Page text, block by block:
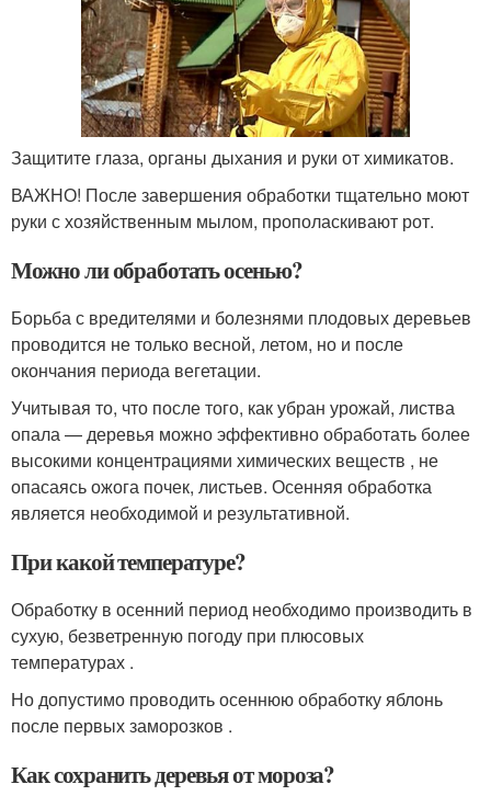
Защитите глаза, органы дыхания и руки от химикатов.
ВАЖНО! После завершения обработки тщательно моют
руки с хозяйственным мылом, прополаскивают рот.
Можно ли обработать осенью?
Борьба с вредителями и болезнями плодовых деревьев
проводится не только весной, летом, но и после
окончания периода вегетации.
Учитывая то, что после того, как убран урожай, листва
опала — деревья можно эффективно обработать более
высокими концентрациями химических веществ , не
опасаясь ожога почек, листьев. Осенняя обработка
является необходимой и результативной.
При какой температуре?
Обработку в осенний период необходимо производить в
сухую, безветренную погоду при плюсовых
температурах .
Но допустимо проводить осеннюю обработку яблонь
после первых заморозков .
Как сохранить деревья от мороза?